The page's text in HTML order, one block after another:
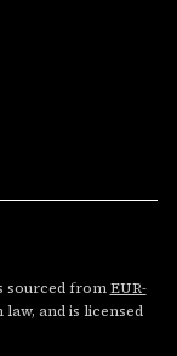
sourced fromEUR-
and is licensed